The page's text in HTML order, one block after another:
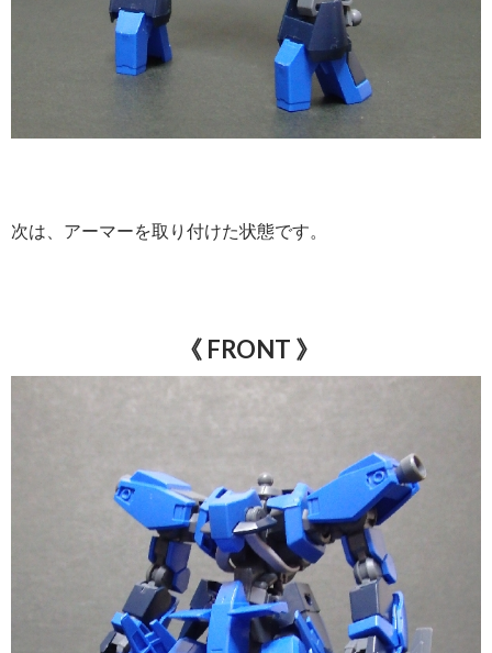
次は、アーマーを取り付けた状態です。
《 FRONT 》